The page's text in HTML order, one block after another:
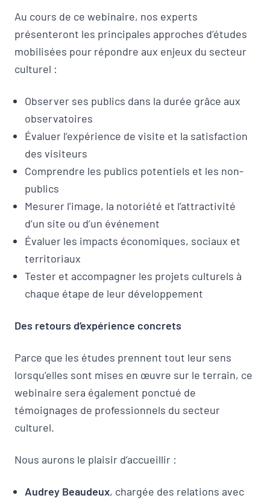
Au cours de ce webinaire, nos experts
présenteront les principales approches d’études
mobilisées pour répondre aux enjeux du secteur
culturel :
Observer ses publics dans la durée grâce aux
observatoires
Évaluer l’expérience de visite et la satisfaction
des visiteurs
Comprendre les publics potentiels et les non-
publics
Mesurer l’image, la notoriété et l’attractivité
d’un site ou d’un événement
Évaluer les impacts économiques, sociaux et
territoriaux
Tester et accompagner les projets culturels à
chaque étape de leur développement
Des retours d’expérience concrets
Parce que les études prennent tout leur sens
lorsqu’elles sont mises en œuvre sur le terrain, ce
webinaire sera également ponctué de
témoignages de professionnels du secteur
culturel.
Nous aurons le plaisir d’accueillir :
Audrey Beaudeux, chargée des relations avec